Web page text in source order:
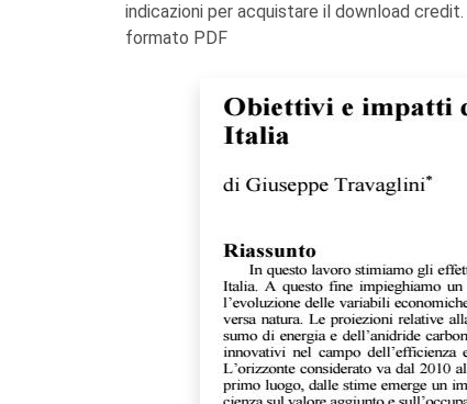
indicazioni per acquistare il download credit.
formato PDF